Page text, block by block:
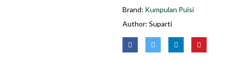
Brand: Kumpulan Puisi
Author: Suparti